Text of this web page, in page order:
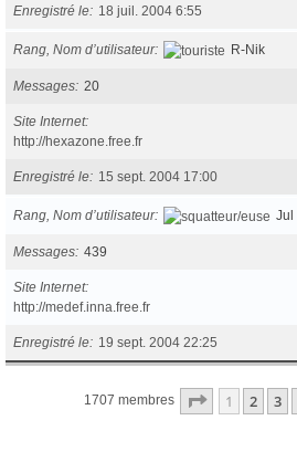
Enregistré le 18 juil. 2004 6:55
Rang, Nom d’utilisateur R-Nik
Messages 20
Site Internet
http://hexazone.free.fr
Enregistré le 15 sept. 2004 17:00
Rang, Nom d’utilisateur Jul
Messages 439
Site Internet
http://medef.inna.free.fr
Enregistré le 19 sept. 2004 22:25
1707 membres Page 1sur69
1 2 3